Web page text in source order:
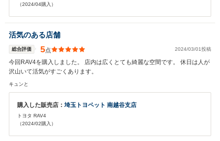
（2024/04購入）
活気のある店舗
総合評価 5点 2024/03/01投稿
今回RAV4を購入しました。 店内は広くとても綺麗な空間です。 休日は人が
沢山いて活気がすごくあります。
キュンと
購入した販売店： 埼玉トヨペット 南越谷支店
トヨタ RAV4
（2024/02購入）